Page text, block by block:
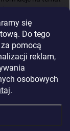
się
Do tego
pomocą
reklam,
osobowych
.